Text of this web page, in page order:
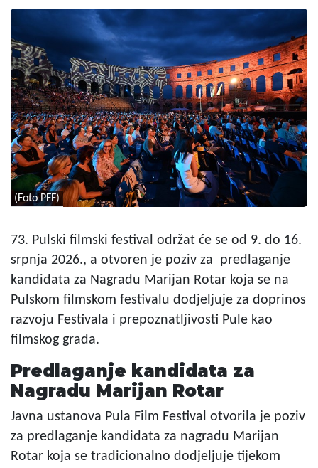
(Foto PFF)
73. Pulski filmski festival održat će se od 9. do 16.
srpnja 2026., a otvoren je poziv za predlaganje
kandidata za Nagradu Marijan Rotar koja se na
Pulskom filmskom festivalu dodjeljuje za doprinos
razvoju Festivala i prepoznatljivosti Pule kao
filmskog grada.
Predlaganje kandidata za
Nagradu Marijan Rotar
Javna ustanova Pula Film Festival otvorila je poziv
za predlaganje kandidata za nagradu Marijan
Rotar koja se tradicionalno dodjeljuje tijekom